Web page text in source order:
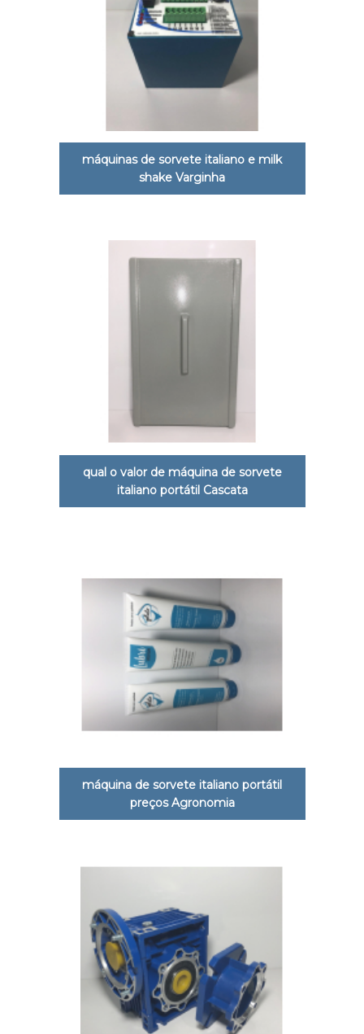
máquinas de sorvete italiano e milk
shake Varginha
qual o valor de máquina de sorvete
italiano portátil Cascata
máquina de sorvete italiano portátil
preços Agronomia